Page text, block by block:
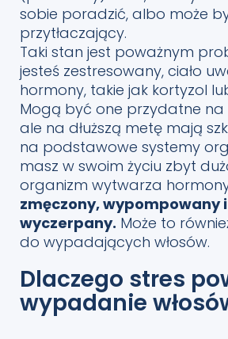
sobie poradzić, albo może
przytłaczający.
Taki stan jest poważnym
jesteś zestresowany, ciało
hormony, takie jak kortyzol
Mogą być one przydatne na
ale na dłuższą metę mają
na podstawowe systemy
masz w swoim życiu zbyt
organizm wytwarza
zmęczony, wypompowany
wyczerpany. Może to
do wypadających włosów.
Dlaczego stres
wypadanie